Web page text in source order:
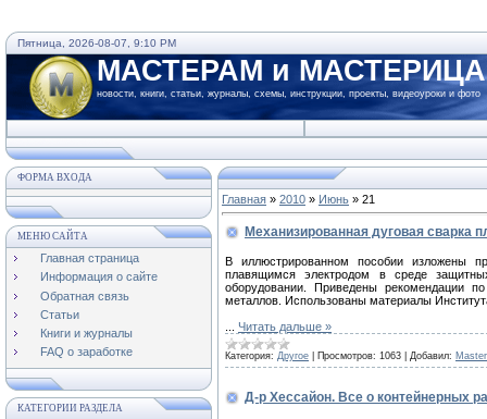
Пятница, 2026-08-07, 9:10 PM
МАСТЕРАМ и
новости, книги, статьи, журналы, схемы, инструкции, проекты, видеоуроки и фото
ФОРМА ВХОДА
МЕНЮ САЙТА
Главная страница
Информация о сайте
Обратная связь
Статьи
Книги и журналы
FAQ о заработке
КАТЕГОРИИ РАЗДЕЛА
Главная » 2010 » Июнь » 21
Механизированная дуговая сварка
В иллюстрированном пособии изложены
плавящимся электродом в среде
оборудовании. Приведены рекомендации
металлов. Использованы материалы
Читать дальше »
Категория: Другое Просмотров: 1063 Добавил:
Д-р Хессайон. Все о контейнерных